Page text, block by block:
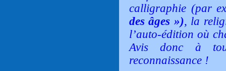
calligraphie (par
des âges »), la
l’auto-édition où
Avis donc à
reconnaissance !